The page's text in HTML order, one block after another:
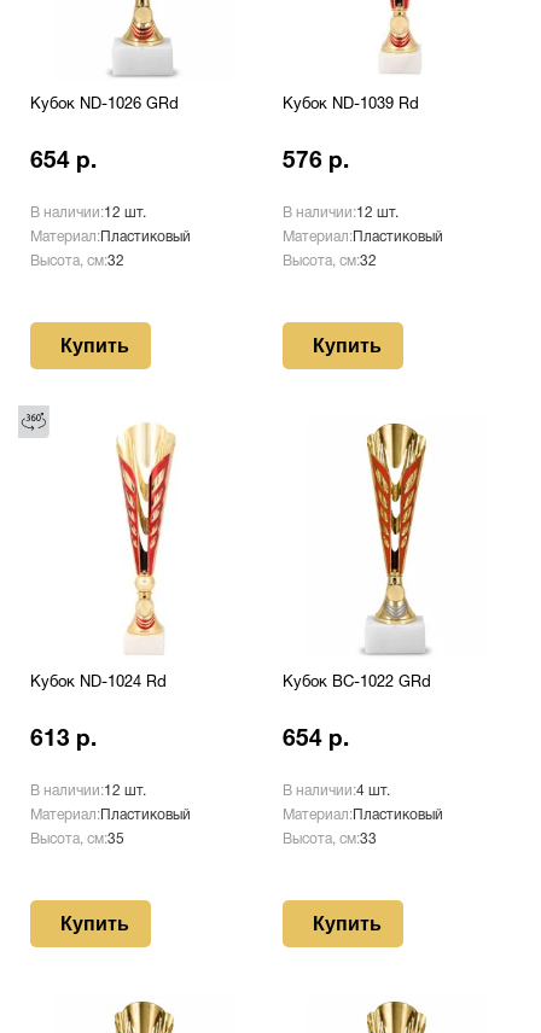
Кубок ND-1026 GRd
654 р.
В наличии:12 шт.
Материал: Пластиковый
Высота, см:32
Купить
Кубок ND-1039 Rd
576 р.
В наличии:12 шт.
Материал: Пластиковый
Высота, см:32
Купить
Кубок ND-1024 Rd
613 р.
В наличии:12 шт.
Материал: Пластиковый
Высота, см:35
Купить
Кубок BC-1022 GRd
654 р.
В наличии:4 шт.
Материал: Пластиковый
Высота, см:33
Купить